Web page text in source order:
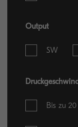
Output
SW
Bis zu 20